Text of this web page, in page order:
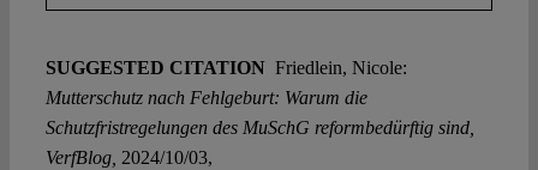
SUGGESTED CITATION Friedlein, Nicole:
Mutterschutz nach Fehlgeburt: Warum die
Schutzfristregelungen des MuSchG reformbedürftig sind,
VerfBlog, 2024/10/03,